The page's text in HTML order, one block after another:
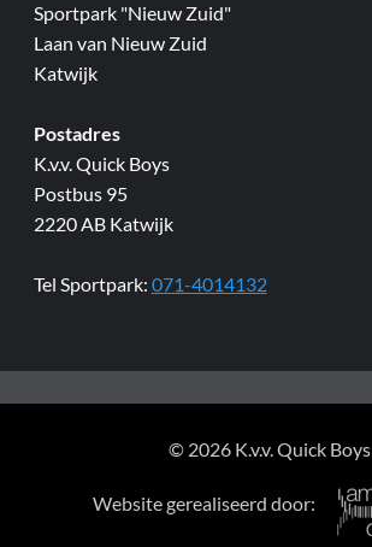
Sportpark "Nieuw Zuid"
Laan van Nieuw Zuid
Katwijk
Postadres
K.v.v. Quick Boys
Postbus 95
2220 AB Katwijk
Tel Sportpark: 071-4014132
© 2026 K.v.v. Quick Boys
Website gerealiseerd door: